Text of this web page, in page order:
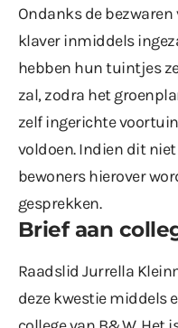
Ondanks de
klaver inmiddels
hebben hun tuintjes
zal, zodra het
zelf ingerichte
voldoen. Indien dit
bewoners hierover
gesprekken.
Brief aan
Raadslid Jurrella
deze kwestie middels